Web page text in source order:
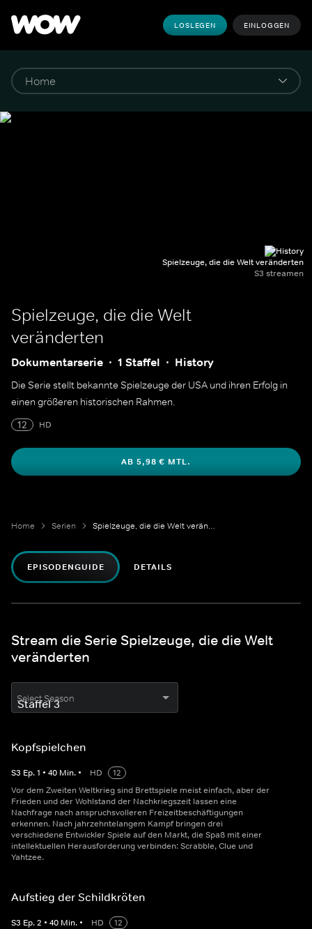
LOSLEGEN EINLOGGEN
Spielzeuge, die die Welt veränderten
S3 streamen
Spielzeuge, die die Welt
veränderten
Dokumentarserie 1 Staffel History
Die Serie stellt bekannte Spielzeuge der USA und ihren Erfolg in
einen größeren historischen Rahmen.
12
HD
AB 5,98 € MTL.
Home Serien Spielzeuge, die die Welt veränderten
EPISODENGUIDE DETAILS
Stream die Serie Spielzeuge, die die Welt
veränderten
Select Season
Kopfspielchen
S3 Ep.1 • 40 Min. • HD
12
Vor dem Zweiten Weltkrieg sind Brettspiele meist einfach, aber der
Frieden und der Wohlstand der Nachkriegszeit lassen eine
Nachfrage nach anspruchsvolleren Freizeitbeschäftigungen
erkennen. Nach jahrzehntelangem Kampf bringen drei
verschiedene Entwickler Spiele auf den Markt, die Spaß mit einer
intellektuellen Herausforderung verbinden: Scrabble, Clue und
Yahtzee.
Aufstieg der Schildkröten
S3 Ep.2 • 40 Min. • HD
12